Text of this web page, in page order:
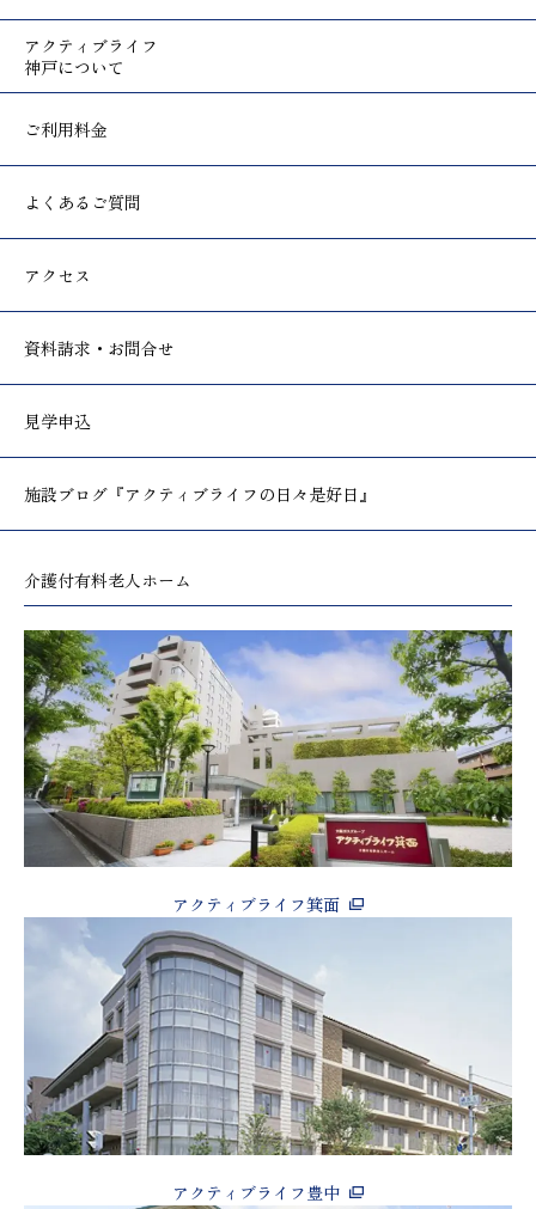
アクティブライフ
神戸について
ご利用料金
よくあるご質問
アクセス
資料請求・お問合せ
見学申込
施設ブログ 『アクティブライフの日々是好日』
介護付有料老人ホーム
アクティブライフ箕面
アクティブライフ豊中